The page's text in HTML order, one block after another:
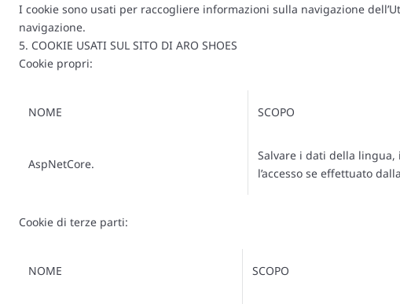
I cookie sono usati per raccogliere informazioni sulla navigazione
navigazione.
5. COOKIE USATI SUL SITO DI ARO SHOES
Cookie propri:
NOME SCOPO
AspNetCore.
Salvare i dati della
l’accesso se effettuato
Cookie di terze parti:
NOME SCOPO